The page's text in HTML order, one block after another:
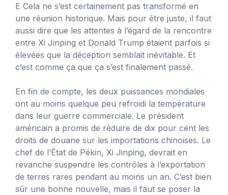
E Cela ne s’est certainement pas transformé en
une réunion historique. Mais pour être juste, il faut
aussi dire que les attentes à l’égard de la rencontre
entre Xi Jinping et Donald Trump étaient parfois si
élevées que la déception semblait inévitable. Et
c’est comme ça que ça s’est finalement passé.
En fin de compte, les deux puissances mondiales
ont au moins quelque peu refroidi la température
dans leur guerre commerciale. Le président
américain a promis de réduire de dix pour cent les
droits de douane sur les importations chinoises. Le
chef de l’État de Pékin, Xi Jinping, devrait en
revanche suspendre les contrôles à l’exportation
de terres rares pendant au moins un an. C’est bien
sûr une bonne nouvelle, mais il faut se poser la